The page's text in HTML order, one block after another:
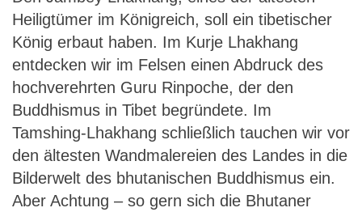
Heiligtümer im Königreich, soll ein tibetischer
König erbaut haben. Im Kurje Lhakhang
entdecken wir im Felsen einen Abdruck des
hochverehrten Guru Rinpoche, der den
Buddhismus in Tibet begründete. Im
Tamshing-Lhakhang schließlich tauchen wir vor
den ältesten Wandmalereien des Landes in die
Bilderwelt des bhutanischen Buddhismus ein.
Aber Achtung – so gern sich die Bhutaner